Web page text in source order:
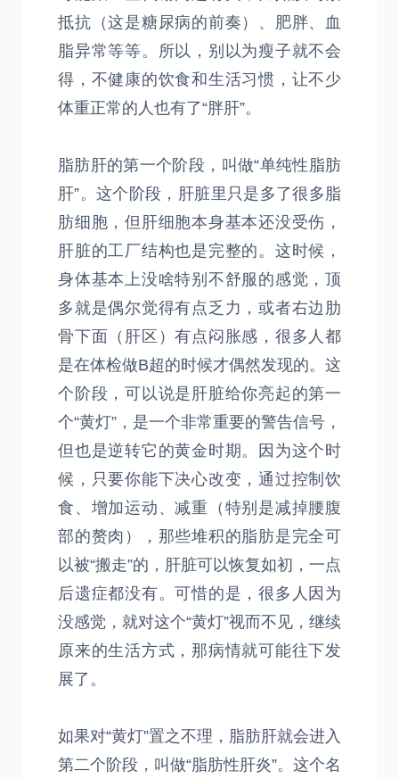
抵抗（这是糖尿病的前奏）、肥胖、血
脂异常等等。所以，别以为瘦子就不会
得，不健康的饮食和生活习惯，让不少
体重正常的人也有了“胖肝”。
脂肪肝的第一个阶段，叫做“单纯性脂肪
肝”。这个阶段，肝脏里只是多了很多脂
肪细胞，但肝细胞本身基本还没受伤，
肝脏的工厂结构也是完整的。这时候，
身体基本上没啥特别不舒服的感觉，顶
多就是偶尔觉得有点乏力，或者右边肋
骨下面（肝区）有点闷胀感，很多人都
是在体检做B超的时候才偶然发现的。这
个阶段，可以说是肝脏给你亮起的第一
个“黄灯”，是一个非常重要的警告信号，
但也是逆转它的黄金时期。因为这个时
候，只要你能下决心改变，通过控制饮
食、增加运动、减重（特别是减掉腰腹
部的赘肉），那些堆积的脂肪是完全可
以被“搬走”的，肝脏可以恢复如初，一点
后遗症都没有。可惜的是，很多人因为
没感觉，就对这个“黄灯”视而不见，继续
原来的生活方式，那病情就可能往下发
展了。
如果对“黄灯”置之不理，脂肪肝就会进入
第二个阶段，叫做“脂肪性肝炎”。这个名